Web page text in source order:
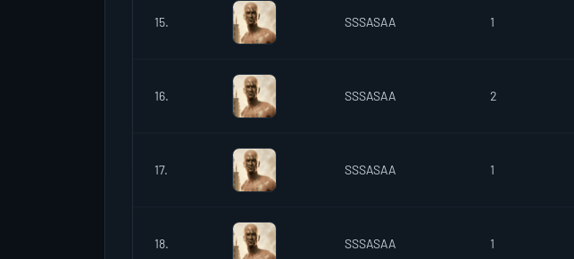
15. SSSASAA 1
16. SSSASAA 2
17. SSSASAA 1
18. SSSASAA 1